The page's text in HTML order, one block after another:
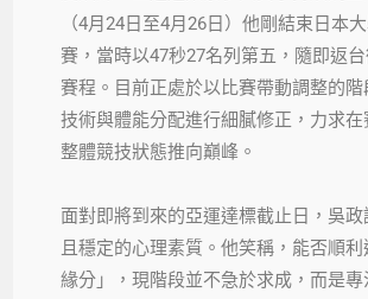
（4月24日至4月26日）他剛結束日本
賽，當時以47秒27名列第五，隨即返
賽程。目前正處於以比賽帶動調整的
技術與體能分配進行細膩修正，力求
整體競技狀態推向巔峰。
面對即將到來的亞運達標截止日，吳
且穩定的心理素質。他笑稱，能否順
緣分」，現階段並不急於求成，而是